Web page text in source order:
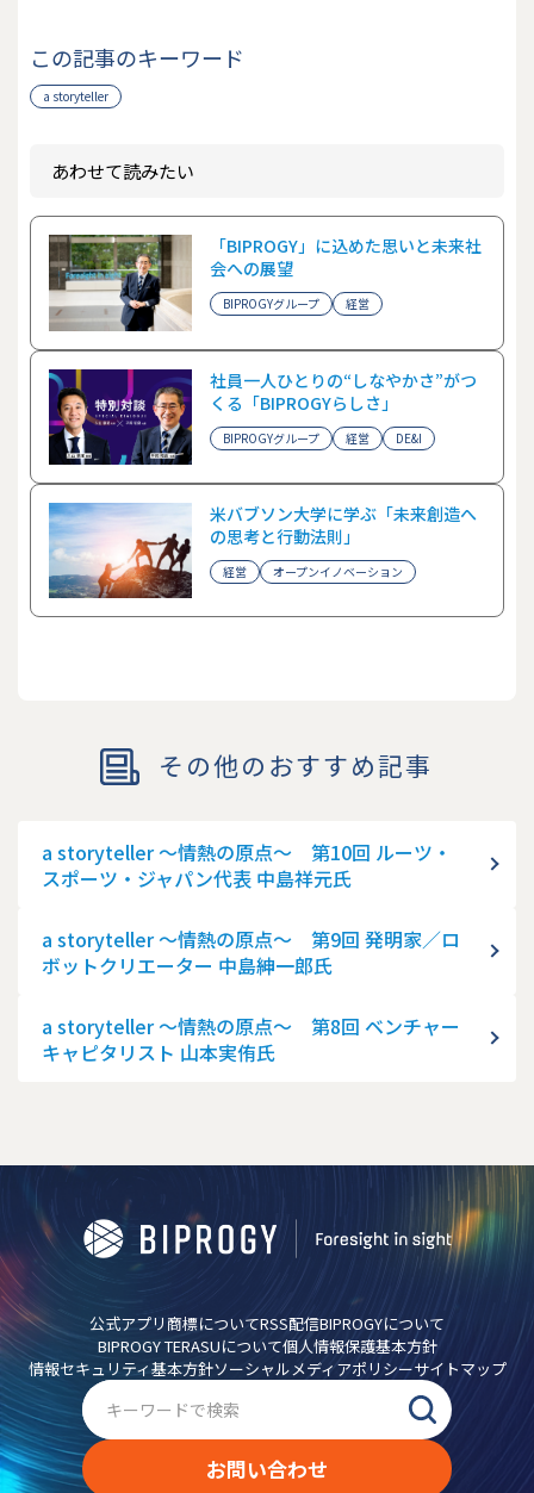
この記事のキーワード
a storyteller
あわせて読みたい
「BIPROGY」に込めた思いと未来社
会への展望
BIPROGYグループ 経営
社員一人ひとりの“しなやかさ”がつ
くる「BIPROGYらしさ」
BIPROGYグループ 経営 DE&I
米バブソン大学に学ぶ「未来創造へ
の思考と行動法則」
経営 オープンイノベーション
その他のおすすめ記事
a storyteller ～情熱の原点～ 第10回 ルーツ・
スポーツ・ジャパン代表 中島祥元氏
a storyteller ～情熱の原点～ 第9回 発明家／ロ
ボットクリエーター 中島紳一郎氏
a storyteller ～情熱の原点～ 第8回 ベンチャー
キャピタリスト 山本実侑氏
公式アプリ 商標についてRSS配信BIPROGYについて
BIPROGY TERASUについて個人情報保護基本方針
情報セキュリティ基本方針ソーシャルメディアポリシーサイトマップ
お問い合わせ